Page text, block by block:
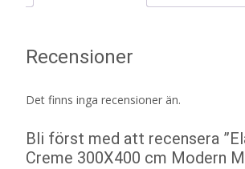
Recensioner
Det finns inga recensioner än.
Bli först med att recensera
Creme 300X400 cm Modern